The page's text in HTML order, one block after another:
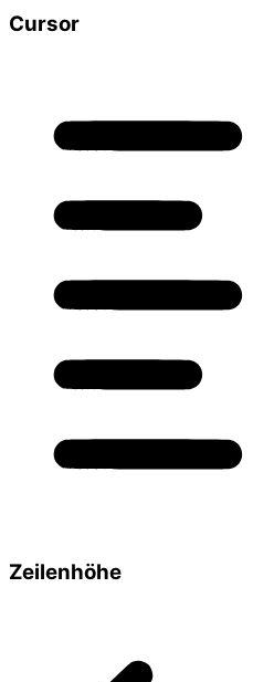
Cursor
Zeilenhöhe